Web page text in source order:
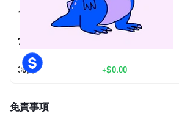
今日 +$0.0 7 6206
7日
30日 +$0.00
免責事項